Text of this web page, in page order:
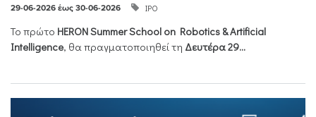
29-06-2026 έως 30-06-2026 ΙΡΟ
Το πρώτο HERONSummerSchool on Robotics &Artificial
Intelligence, θα πραγματοποιηθεί τη Δευτέρα 29...